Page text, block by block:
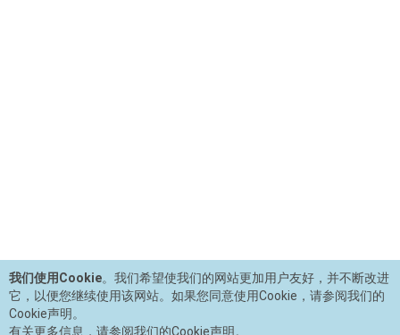
我们使用Cookie。我们希望使我们的网站更加用户友好，并不断改进
它，以便您继续使用该网站。如果您同意使用Cookie，请参阅我们的
Cookie声明。
有关更多信息，请参阅我们的Cookie声明。